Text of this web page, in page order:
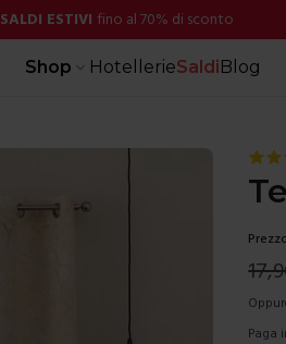
SALDI ESTIVI fino al 70% di sconto
Shop HotellerieSaldiBlog
Paga